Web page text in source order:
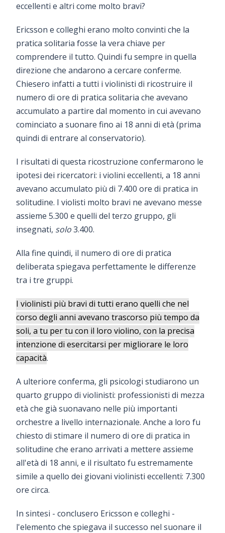
eccellenti e altri come molto bravi?
Ericsson e colleghi erano molto convinti che la
pratica solitaria fosse la vera chiave per
comprendere il tutto. Quindi fu sempre in quella
direzione che andarono a cercare conferme.
Chiesero infatti a tutti i violinisti di ricostruire il
numero di ore di pratica solitaria che avevano
accumulato a partire dal momento in cui avevano
cominciato a suonare fino ai 18 anni di età (prima
quindi di entrare al conservatorio).
I risultati di questa ricostruzione confermarono le
ipotesi dei ricercatori: i violini eccellenti, a 18 anni
avevano accumulato più di 7.400 ore di pratica in
solitudine. I violisti molto bravi ne avevano messe
assieme 5.300 e quelli del terzo gruppo, gli
insegnati, solo3.400.
Alla fine quindi, il numero di ore di pratica
deliberata spiegava perfettamente le differenze
tra i tre gruppi.
I violinisti più bravi di tutti erano quelli che nel
corso degli anni avevano trascorso più tempo da
soli, a tu per tu con il loro violino, con la precisa
intenzione di esercitarsi per migliorare le loro
capacità.
A ulteriore conferma, gli psicologi studiarono un
quarto gruppo di violinisti: professionisti di mezza
età che già suonavano nelle più importanti
orchestre a livello internazionale. Anche a loro fu
chiesto di stimare il numero di ore di pratica in
solitudine che erano arrivati a mettere assieme
all'età di 18 anni, e il risultato fu estremamente
simile a quello dei giovani violinisti eccellenti: 7.300
ore circa.
In sintesi - conclusero Ericsson e colleghi -
l'elemento che spiegava il successo nel suonare il